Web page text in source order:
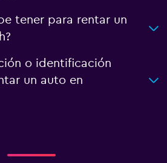
tener para rentar un
o identificación
un auto en